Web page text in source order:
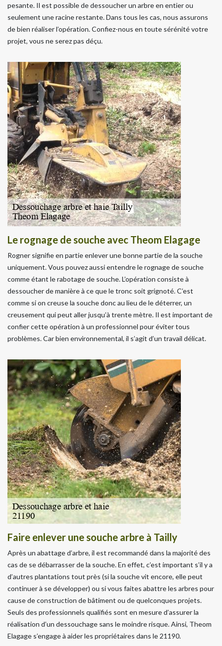
pesante. Il est possible de dessoucher un arbre en entier ou
seulement une racine restante. Dans tous les cas, nous assurons
de bien réaliser l’opération. Confiez-nous en toute sérénité votre
projet, vous ne serez pas déçu.
Le rognage de souche avec Theom Elagage
Rogner signifie en partie enlever une bonne partie de la souche
uniquement. Vous pouvez aussi entendre le rognage de souche
comme étant le rabotage de souche. L’opération consiste à
dessoucher de manière à ce que le tronc soit grignoté. C’est
comme si on creuse la souche donc au lieu de le déterrer, un
creusement qui peut aller jusqu’à trente mètre. Il est important de
confier cette opération à un professionnel pour éviter tous
problèmes. Car bien environnemental, il s’agit d’un travail délicat.
Faire enlever une souche arbre à Tailly
Après un abattage d’arbre, il est recommandé dans la majorité des
cas de se débarrasser de la souche. En effet, c’est important s’il y a
d’autres plantations tout près (si la souche vit encore, elle peut
continuer à se développer) ou si vous faites abattre les arbres pour
cause de construction de bâtiment ou de quelconques projets.
Seuls des professionnels qualifiés sont en mesure d’assurer la
réalisation d’un dessouchage sans le moindre risque. Ainsi, Theom
Elagage s’engage à aider les propriétaires dans le 21190.